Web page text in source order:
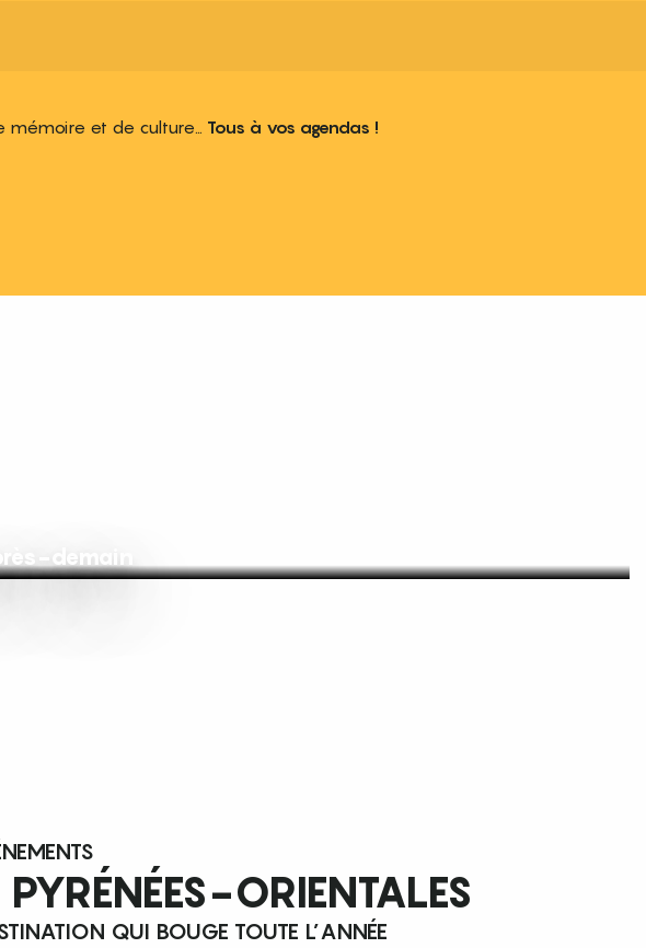
mémoire et de culture… Tous à vos agendas !
demain
PYRÉNÉES-ORIENTALES
QUI BOUGE TOUTE L’ANNÉE